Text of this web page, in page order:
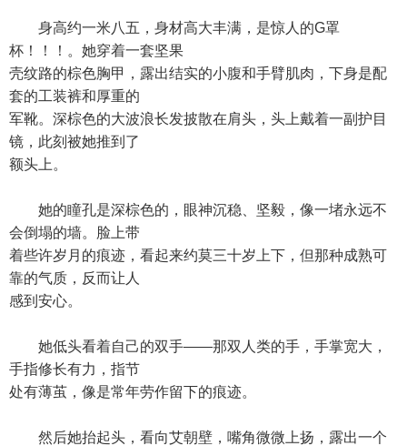
身高约一米八五，身材高大丰满，是惊人的G罩
杯！！！。她穿着一套坚果
壳纹路的棕色胸甲，露出结实的小腹和手臂肌肉，下身是配
套的工装裤和厚重的
军靴。深棕色的大波浪长发披散在肩头，头上戴着一副护目
镜，此刻被她推到了
额头上。
她的瞳孔是深棕色的，眼神沉稳、坚毅，像一堵永远不
会倒塌的墙。脸上带
着些许岁月的痕迹，看起来约莫三十岁上下，但那种成熟可
靠的气质，反而让人
感到安心。
她低头看着自己的双手——那双人类的手，手掌宽大，
手指修长有力，指节
处有薄茧，像是常年劳作留下的痕迹。
然后她抬起头，看向艾朝壁，嘴角微微上扬，露出一个